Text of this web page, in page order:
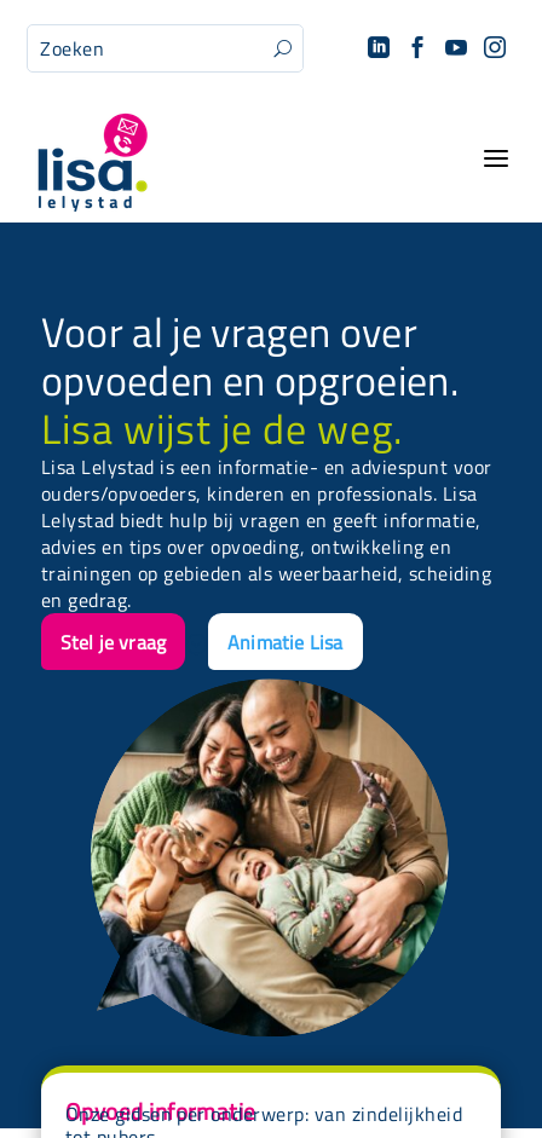
U    
a
Voor al je vragen over
opvoeden en opgroeien.
Lisa wijst je de weg.
Lisa Lelystad is een informatie- en adviespunt voor
ouders/opvoeders, kinderen en professionals. Lisa
Lelystad biedt hulp bij vragen en geeft informatie,
advies en tips over opvoeding, ontwikkeling en
trainingen op gebieden als weerbaarheid, scheiding
en gedrag.
Stel je vraag
Animatie Lisa
Opvoed informatie
Onze gidsen per onderwerp: van zindelijkheid